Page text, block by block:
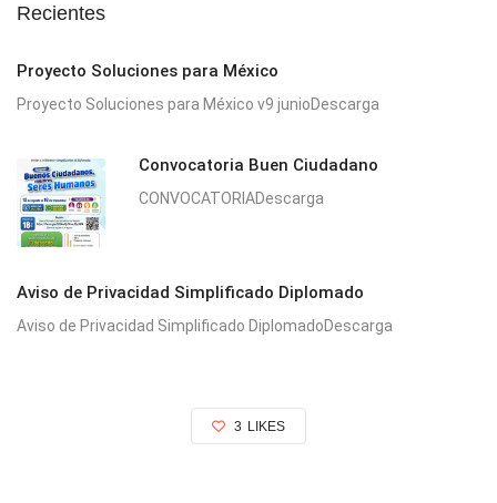
Recientes
Proyecto Soluciones para México
Proyecto Soluciones para México v9 junioDescarga
Convocatoria Buen Ciudadano
CONVOCATORIADescarga
Aviso de Privacidad Simplificado Diplomado
Aviso de Privacidad Simplificado DiplomadoDescarga
3 LIKES